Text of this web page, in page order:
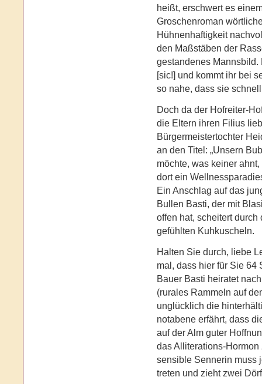
heißt, erschwert es
Groschenroman
Hühnenhaftigkeit
den Maßstäben der
gestandenes Mannsbild.
[sic!] und kommt ihr bei
so nahe, dass sie
Doch da der Hofreiter-
die Eltern ihren Filius
Bürgermeistertochter
an den Titel: „Unsern
möchte, was keiner
dort ein
Ein Anschlag auf das
Bullen Basti, der mit
offen hat, scheitert
gefühlten Kuhkuscheln.
Halten Sie durch, liebe
mal, dass hier für Sie 64
Bauer Basti heiratet
(rurales Rammeln auf
unglücklich die
notabene erfährt, dass
auf der Alm guter
das Alliterations-Hormon
sensible Sennerin muss
treten und zieht zwei